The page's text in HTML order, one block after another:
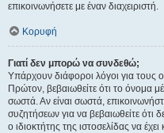
επικοινωνήσετε με έναν διαχειριστή.
Κορυφή
Γιατί δεν μπορώ να συνδεθώ;
Υπάρχουν διάφοροι λόγοι για
Πρώτον, βεβαιωθείτε ότι το όνομα
σωστά. Αν είναι σωστά,
συζητήσεων για να βεβαιωθείτε ότι
ο ιδιοκτήτης της ιστοσελίδας να